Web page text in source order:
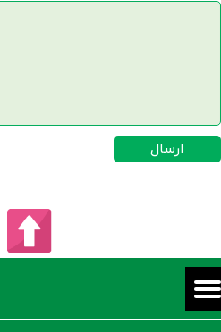
ارسال